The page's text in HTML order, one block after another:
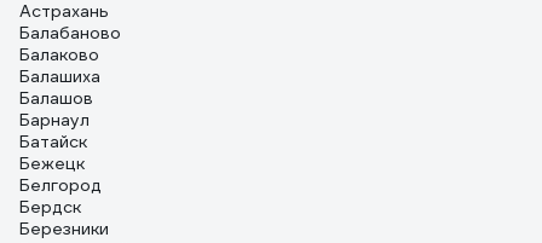
Астрахань
Балабаново
Балаково
Балашиха
Балашов
Барнаул
Батайск
Бежецк
Белгород
Бердск
Березники